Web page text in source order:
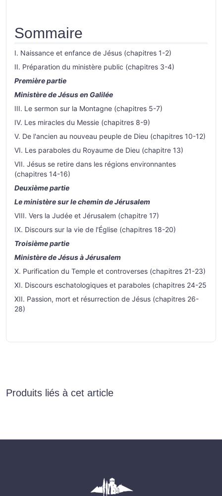
Sommaire
I. Naissance et enfance de Jésus (chapitres 1-2)
II. Préparation du ministère public (chapitres 3-4)
Première partie
Ministère de Jésus en Galilée
III. Le sermon sur la Montagne (chapitres 5-7)
IV. Les miracles du Messie (chapitres 8-9)
V. De l'ancien au nouveau peuple de Dieu (chapitres 10-12)
VI. Les paraboles du Royaume de Dieu (chapitre 13)
VII. Jésus se retire dans les régions environnantes
(chapitres 14-16)
Deuxième partie
Le ministère sur le chemin de Jérusalem
VIII. Vers la Judée et Jérusalem (chapitre 17)
IX. Discours sur la vie de l'Église (chapitres 18-20)
Troisième partie
Ministère de Jésus à Jérusalem
X. Purification du Temple et controverses (chapitres 21-23)
XI. Discours eschatologiques et paraboles (chapitres 24-25
XII. Passion, mort et résurrection de Jésus (chapitres 26-
28)
Produits liés à cet article